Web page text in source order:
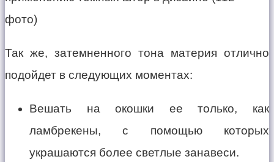
Так же, затемненного тона материя отлично
подойдет в следующих моментах:
Вешать на окошки ее только, как
ламбрекены, с помощью которых
украшаются более светлые занавеси.